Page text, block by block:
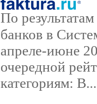
По
банков в
апреле-июне
очередной
категориям: B...